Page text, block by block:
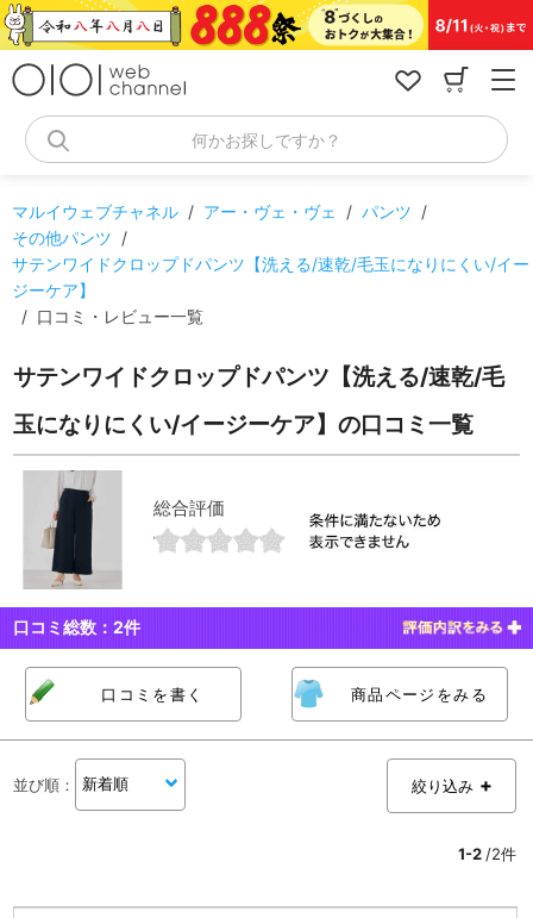
コ
ン
何かお探しですか？
マルイウェブチャネル / アー・ヴェ・ヴェ / パンツ /
その他パンツ /
サテンワイドクロップドパンツ【洗える/速乾/毛玉になりにくい/イー
ジーケア】
/ 口コミ・レビュー一覧
サテンワイドクロップドパンツ【洗える/速乾/毛
玉になりにくい/イージーケア】の口コミ一覧
総合評価
口コミ総数：2件
口コミを書く 商品ページをみる
並び順 ： 絞り込み
1-2 /2件